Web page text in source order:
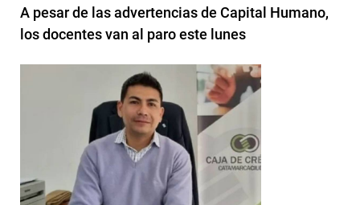
A pesar de las advertencias de Capital Humano,
los docentes van al paro este lunes